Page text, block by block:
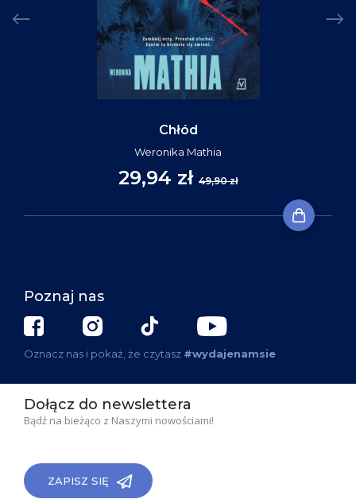
Chłód
Weronika Mathia
29,94 zł 49,90 zł
Poznaj nas
Oznacz nas i pokaż, że czytasz #wydajenamsie
Dołącz do newslettera
Bądź na bieżąco z Naszymi nowościami!
ZAPISZ SIĘ